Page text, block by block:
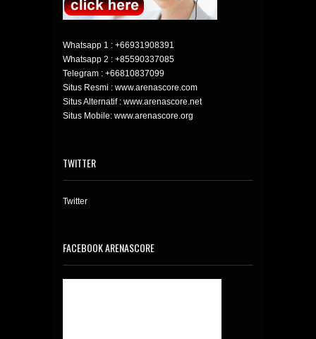
Whatsapp 1 : +66931908391
Whatsapp 2 : +85590337085
Telegram : +66810837099
Situs Resmi : www.arenascore.com
Situs Alternatif : www.arenascore.net
Situs Mobile: www.arenascore.org
TWITTER
Twitter
FACEBOOK ARENASCORE